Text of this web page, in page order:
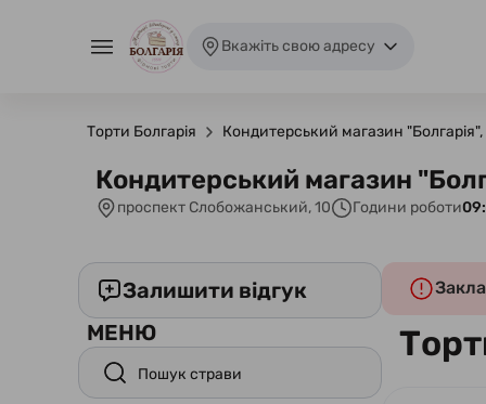
Вкажіть свою адресу
Торти Болгарія Кондитерський магазин
Кондитерський магазин
проспект Слобожанський, 10 Години роботи
Залишити відгук
МЕНЮ